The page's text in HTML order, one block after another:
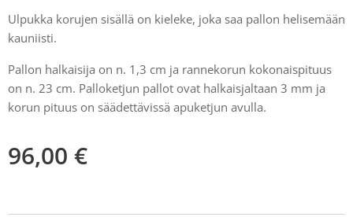
Ulpukka korujen sisällä on kieleke, joka saa pallon helisemään
kauniisti.
Pallon halkaisija on n. 1,3 cm ja rannekorun kokonaispituus
on n. 23 cm. Palloketjun pallot ovat halkaisjaltaan 3 mm ja
korun pituus on säädettävissä apuketjun avulla.
96,00 €